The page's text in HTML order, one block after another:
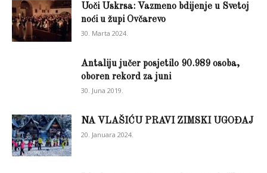
Uoči Uskrsa: Vazmeno bdijenje u Svetoj
noći u župi Ovčarevo
30. Marta 2024.
Antaliju jučer posjetilo 90.989 osoba,
oboren rekord za juni
30. Juna 2019.
NA VLAŠIĆU PRAVI ZIMSKI UGOĐAJ
20. Januara 2024.